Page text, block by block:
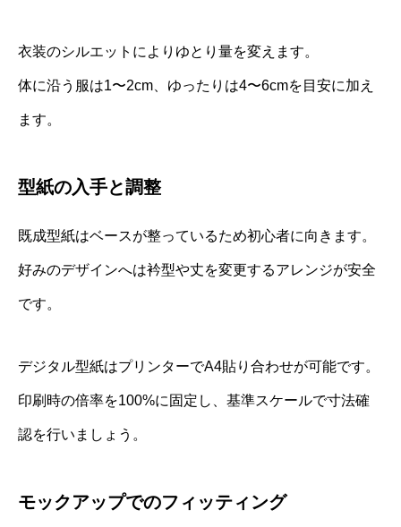
衣装のシルエットによりゆとり量を変えます。
体に沿う服は1〜2cm、ゆったりは4〜6cmを目安に加え
ます。
型紙の入手と調整
既成型紙はベースが整っているため初心者に向きます。
好みのデザインへは衿型や丈を変更するアレンジが安全
です。
デジタル型紙はプリンターでA4貼り合わせが可能です。
印刷時の倍率を100%に固定し、基準スケールで寸法確
認を行いましょう。
モックアップでのフィッティング